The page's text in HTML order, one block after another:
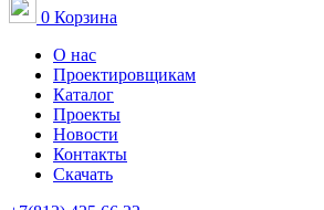
0 Корзина
О нас
Проектировщикам
Каталог
Проекты
Новости
Контакты
Скачать